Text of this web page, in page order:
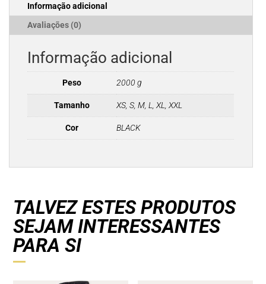
Informação adicional
Avaliações (0)
Informação adicional
Peso 2000 g
Tamanho XS, S, M, L, XL, XXL
Cor BLACK
TALVEZ ESTES PRODUTOS
SEJAM INTERESSANTES
PARA SI